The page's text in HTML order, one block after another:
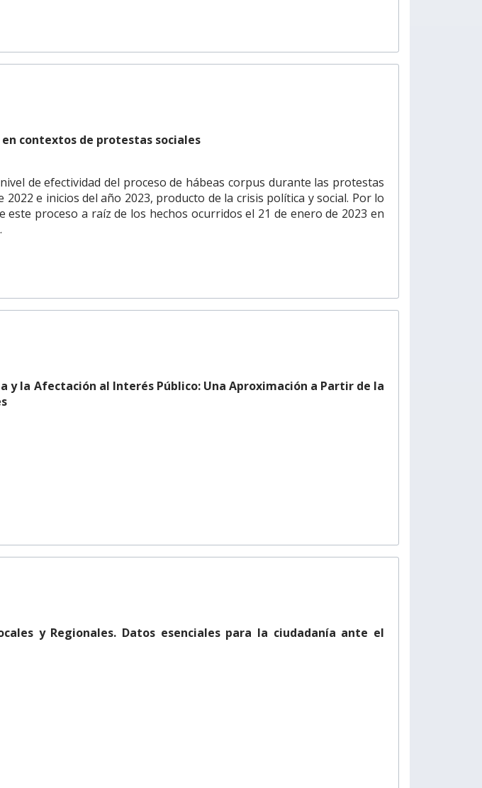
contextos de protestas sociales
de efectividad del proceso de hábeas corpus durante las protestas
e inicios del año 2023, producto de la crisis política y social. Por lo
proceso a raíz de los hechos ocurridos el 21 de enero de 2023 en
y la Afectación al Interés Público: Una Aproximación a Partir de la
y Regionales. Datos esenciales para la ciudadanía ante el